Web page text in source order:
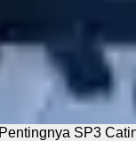
SP3